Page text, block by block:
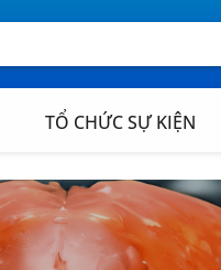
TỔ CHỨC SỰ KIỆN